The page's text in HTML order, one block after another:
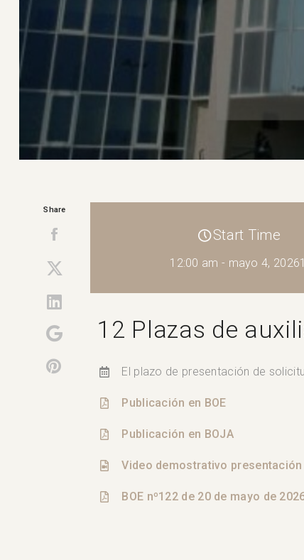
Share
Start Time
12:00 am - mayo 4, 20261
12 Plazas de
El plazo de presentación de
Publicación en BOE
Publicación en BOJA
Video demostrativo
BOE nº122 de 20 de mayo de